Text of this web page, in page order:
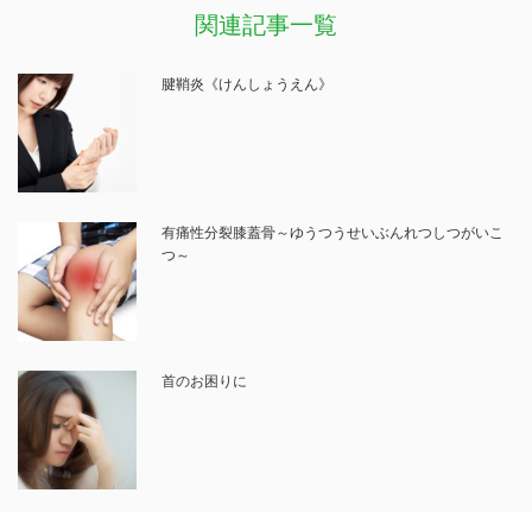
関連記事一覧
腱鞘炎《けんしょうえん》
有痛性分裂膝蓋骨～ゆうつうせいぶんれつしつがいこ
つ～
首のお困りに